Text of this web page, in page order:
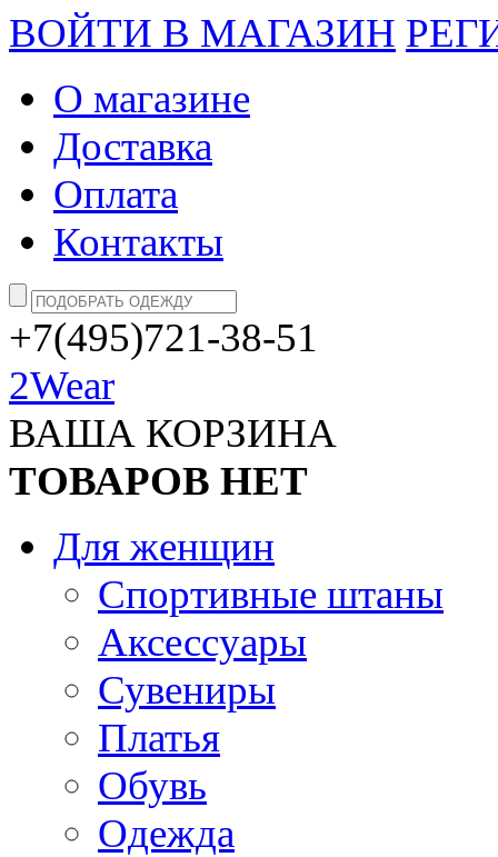
ВОЙТИ В МАГАЗИН
О магазине
Доставка
Оплата
Контакты
+7(495)721-38-51
2Wear
ВАША КОРЗИНА
ТОВАРОВ НЕТ
Для женщин
Спортивные штаны
Аксессуары
Сувениры
Платья
Обувь
Одежда